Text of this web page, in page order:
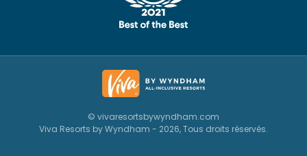
© vivaresortsbywyndham.com
Viva Resorts by Wyndham - 2026, Tous droits réservés.